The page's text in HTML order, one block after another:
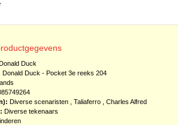
Duck
Donald Duck - Pocket 3e reeks 204
Diverse scenaristen, Taliaferro , Charles Alfred
Diverse tekenaars